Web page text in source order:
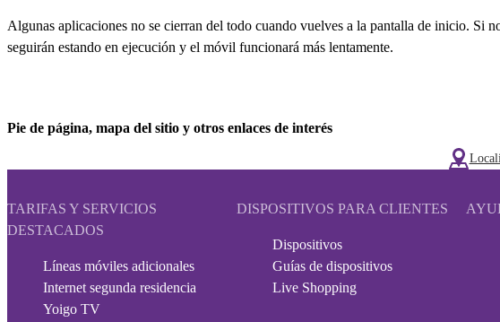
Algunas aplicaciones no se cierran del todo cuando vuelves a la pantalla de inicio. Si
seguirán estando en ejecución y el móvil funcionará más lentamente.
Pie de página, mapa del sitio y otros enlaces de interés
TARIFAS Y SERVICIOS
DESTACADOS
Líneas móviles adicionales
Internet segunda residencia
Yoigo TV
DISPOSITIVOS PARA CLIENTES
Dispositivos
Guías de dispositivos
Live Shopping